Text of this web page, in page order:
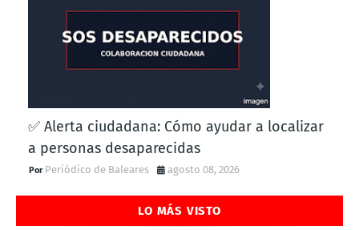
✅ Alerta ciudadana: Cómo ayudar a localizar
a personas desaparecidas
Periódico de Baleares agosto 08, 2026
LO MÁS VISTO